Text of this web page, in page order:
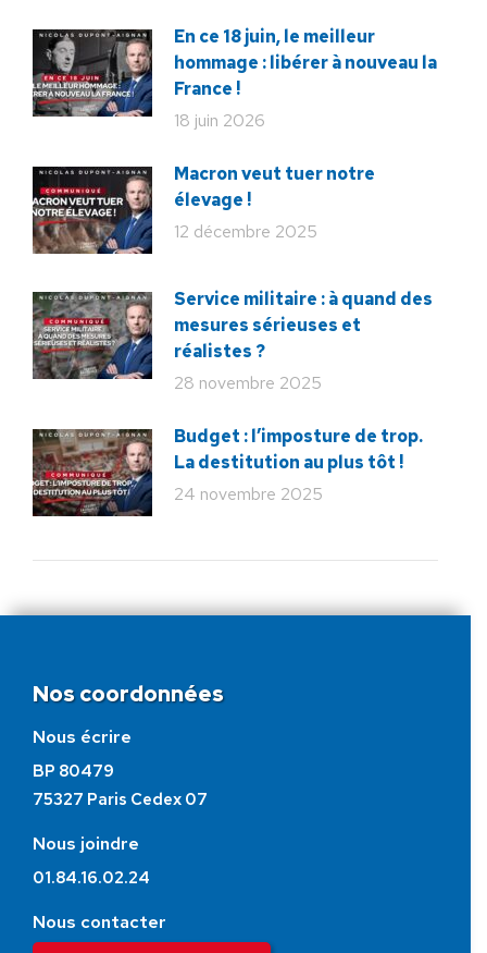
En ce 18 juin, le meilleur
hommage : libérer à nouveau la
France !
18 juin 2026
Macron veut tuer notre
élevage !
12 décembre 2025
Service militaire : à quand des
mesures sérieuses et
réalistes ?
28 novembre 2025
Budget : l’imposture de trop.
La destitution au plus tôt !
24 novembre 2025
Nos coordonnées
Nous écrire
BP 80479
75327 Paris Cedex 07
Nous joindre
01.84.16.02.24
Nous contacter